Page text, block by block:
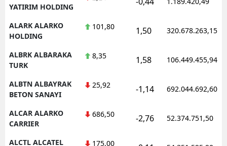
Tokat
Şanlıurfa
Uşak
YATIRIM HOLDING
ALARK ALARKO
HOLDING
101,80 1,50 320.678.263,15
ALBRK ALBARAKA
TURK
8,35 1,58 106.449.455,94
ALBTN ALBAYRAK
BETON SANAYI
25,92 -1,14 692.044.692,60
ALCAR ALARKO
CARRIER
686,50 -2,76 52.374.751,50
ALCTL ALCATEL
175,00